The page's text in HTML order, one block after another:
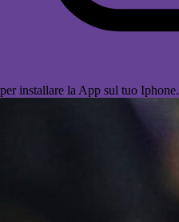
per installare la App sul tuo Iphone.